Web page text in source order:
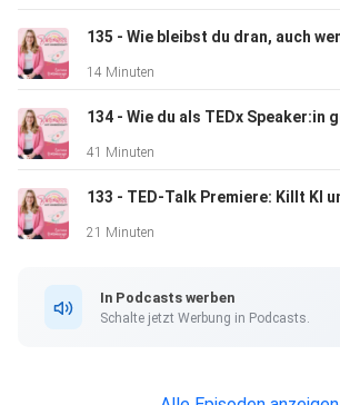
14 Minuten
41 Minuten
21 Minuten
In Podcasts werben
Schalte jetzt Werbung in Podcasts.